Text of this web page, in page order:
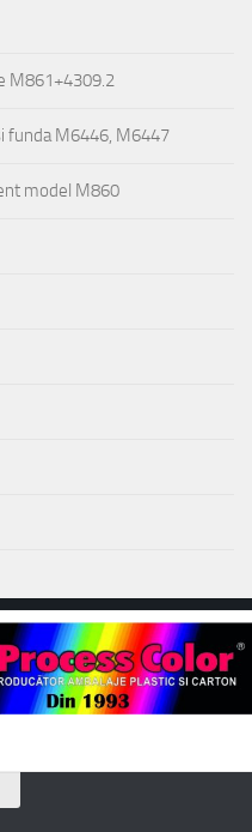
M861+4309.2
funda M6446, M6447
model M860